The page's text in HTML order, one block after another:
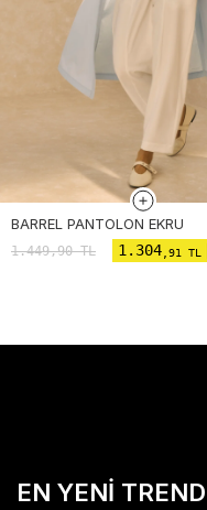
BARREL PANTOLON EKRU
1.449,90TL 1.304,91 TL
EN YENİ